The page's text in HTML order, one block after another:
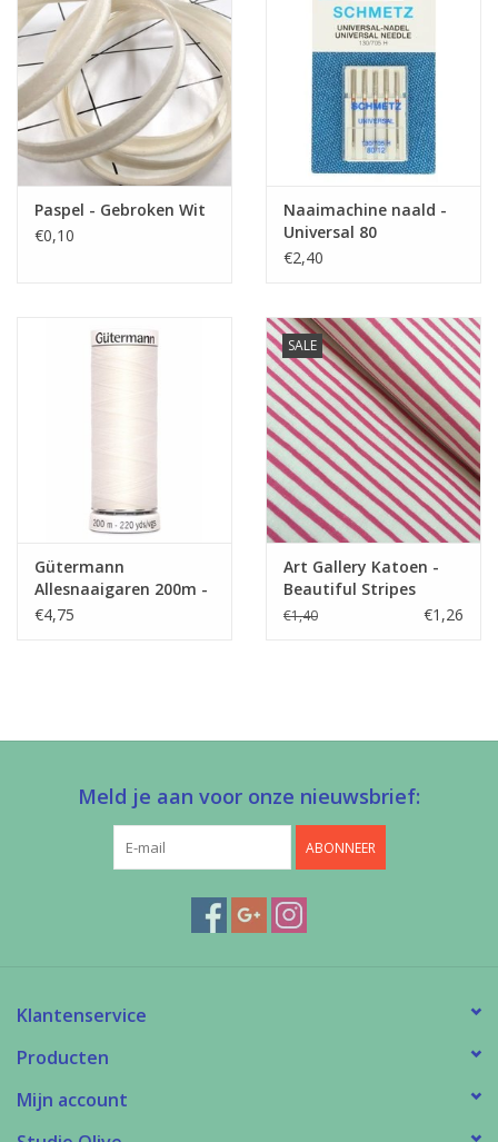
Label
-
Stretch
Nee
Paspel - Gebroken Wit
€0,10
Naaimachine naald -
Universal 80
€2,40
Gütermann
Allesnaaigaren 200m -
Gebroken wit
€4,75
SALE
Art Gallery Katoen -
Beautiful Stripes
€1,40 €1,26
Meld je aan voor onze nieuwsbrief:
ABONNEER
Klantenservice
Producten
Mijn account